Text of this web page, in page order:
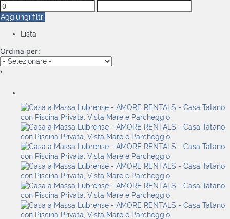
Aggiungi filtri
Lista
Ordina per:
›